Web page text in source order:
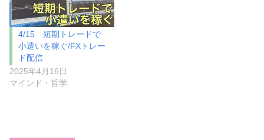
4/15 短期トレードで
小遣いを稼ぐ/FXトレー
ド配信
2025年4月16日
マインド・哲学